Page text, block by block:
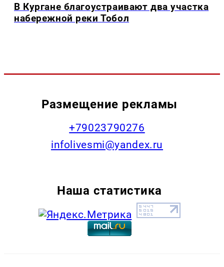
В Кургане благоустраивают два участка
набережной реки Тобол
Размещение рекламы
+79023790276
infolivesmi@yandex.ru
Наша статистика